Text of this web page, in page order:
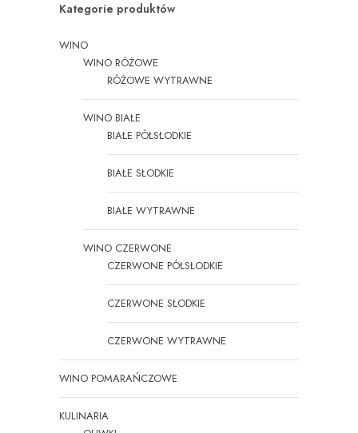
Kategorie produktów
WINO
WINO RÓŻOWE
RÓŻOWE WYTRAWNE
WINO BIAŁE
BIAŁE PÓŁSŁODKIE
BIAŁE SŁODKIE
BIAŁE WYTRAWNE
WINO CZERWONE
CZERWONE PÓŁSŁODKIE
CZERWONE SŁODKIE
CZERWONE WYTRAWNE
WINO POMARAŃCZOWE
KULINARIA